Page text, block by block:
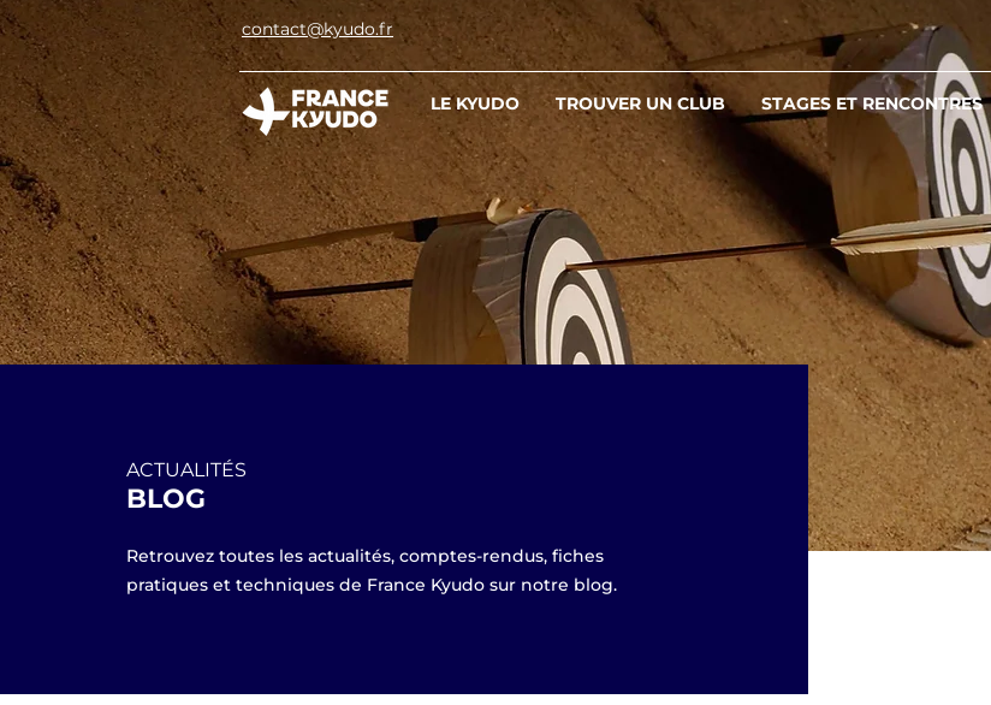
contact@kyudo.fr
LE KYUDO TROUVER UN CLUB STAGES ET RENCONTRES
ACTUALITÉS
BLOG
Retrouvez toutes les actualités, comptes-rendus, fiches
pratiques et techniques de France Kyudo sur notre blog.